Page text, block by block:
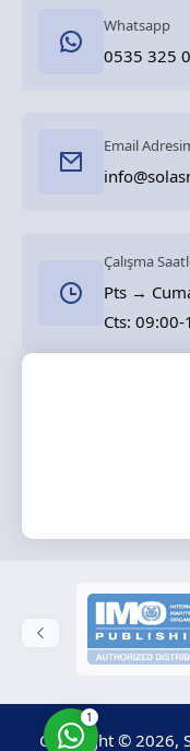
Whatsapp
0535 325
Email
Çalışma
Pts →
Cts:
Copyright © 2026,
1